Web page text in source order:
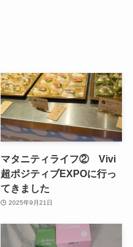
マタニティライフ② Vivi
超ポジティブEXPOに行っ
てきました
2025年9月21日